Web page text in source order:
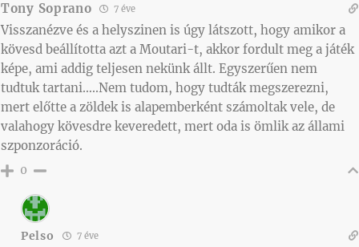
Tony Soprano 7 éve
Visszanézve és a helyszinen is úgy látszott, hogy amikor a
kövesd beállította azt a Moutari-t, akkor fordult meg a játék
képe, ami addig teljesen nekünk állt. Egyszerűen nem
tudtuk tartani…..Nem tudom, hogy tudták megszerezni,
mert előtte a zöldek is alapemberként számoltak vele, de
valahogy kövesdre keveredett, mert oda is ömlik az állami
szponzoráció.
0
Pelso 7 éve